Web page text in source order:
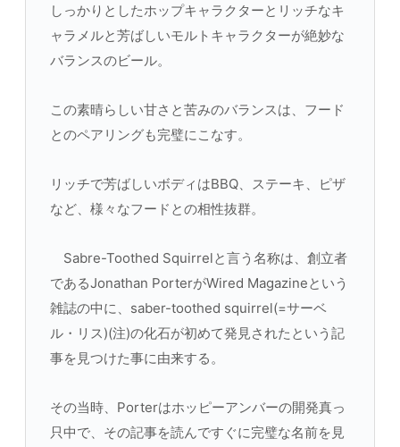
しっかりとしたホップキャラクターとリッチなキ
ャラメルと芳ばしいモルトキャラクターが絶妙な
バランスのビール。
この素晴らしい甘さと苦みのバランスは、フード
とのペアリングも完璧にこなす。
リッチで芳ばしいボディはBBQ、ステーキ、ピザ
など、様々なフードとの相性抜群。
Sabre-Toothed Squirrelと言う名称は、創立者
であるJonathan PorterがWired Magazineという
雑誌の中に、saber-toothed squirrel(=サーベ
ル・リス)(注)の化石が初めて発見されたという記
事を見つけた事に由来する。
その当時、Porterはホッピーアンバーの開発真っ
只中で、その記事を読んですぐに完璧な名前を見